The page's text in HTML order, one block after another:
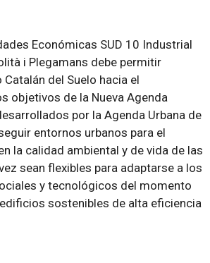
Económicas SUD 10 Industrial
i Plegamans debe permitir
del Suelo hacia el
objetivos de la Nueva Agenda
por la Agenda Urbana de
entornos urbanos para el
la calidad ambiental y de vida de las
sean flexibles para adaptarse a los
y tecnológicos del momento
sostenibles de alta eficiencia